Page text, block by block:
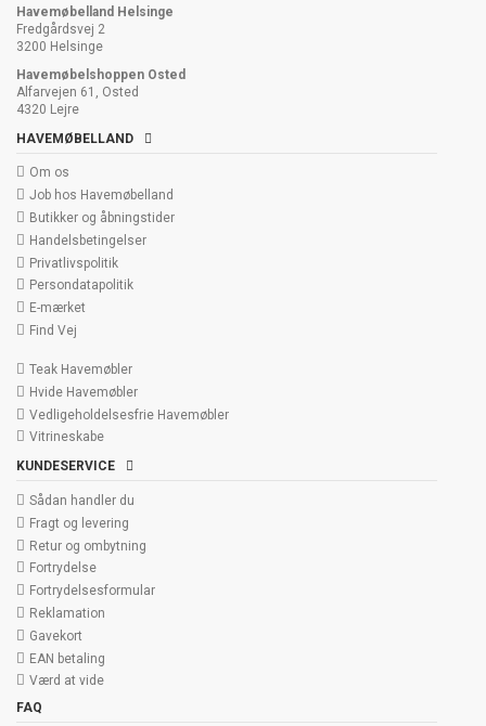
Havemøbelland Helsinge
Fredgårdsvej 2
3200 Helsinge
Havemøbelshoppen Osted
Alfarvejen 61, Osted
4320 Lejre
HAVEMØBELLAND
Om os
Job hos Havemøbelland
Butikker og åbningstider
Handelsbetingelser
Privatlivspolitik
Persondatapolitik
E-mærket
Find Vej
Teak Havemøbler
Hvide Havemøbler
Vedligeholdelsesfrie Havemøbler
Vitrineskabe
KUNDESERVICE
Sådan handler du
Fragt og levering
Retur og ombytning
Fortrydelse
Fortrydelsesformular
Reklamation
Gavekort
EAN betaling
Værd at vide
FAQ